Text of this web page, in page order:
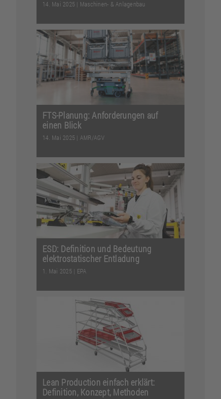
14. Mai 2025 | Maschinen- & Anlagenbau
Kurz zusammengefasst: Was Sie über
Reinraumbau wissen sollten
Reinräume s...Weiterlesen
FTS-Planung: Anforderungen auf
einen Blick
14. Mai 2025 | AMR/AGV
Ganzheitliche FTS-Planung ist die
Basis für eine erfolgreiche
Implementierung mobiler Robo...
Weiterlesen
ESD: Definition und Bedeutung
elektrostatischer Entladung
1. Mai 2025 | EPA
ESD ist eine Abkürzung, der man im
industriellen Umfeld häufig begegnet.
Die drei Buchstab...Weiterlesen
Lean Production einfach erklärt:
Definition, Konzept, Methoden